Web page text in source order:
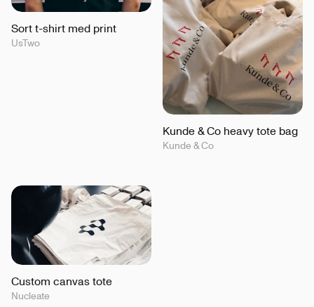
Sort t-shirt med print
UsTwo
Kunde & Co heavy tote bag
Kunde & Co
Custom canvas tote
Nucleate